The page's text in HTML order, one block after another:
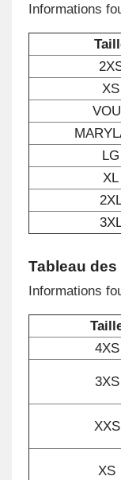
Informations
XS
LG
XL
Tableau
Informations
4XS
3XS
XXS
XS